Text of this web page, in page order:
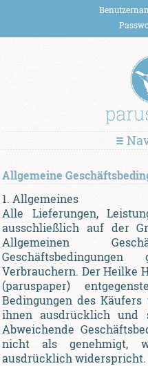
Allgemeine
1. Allgemeines
Alle Lieferungen,
ausschließlich auf der
Allgemeinen
Verbrauchern. Der Heilke
(paruspaper)
Bedingungen des
ihnen ausdrücklich und
Abweichende
nicht als genehmigt,
ausdrücklich widerspricht.